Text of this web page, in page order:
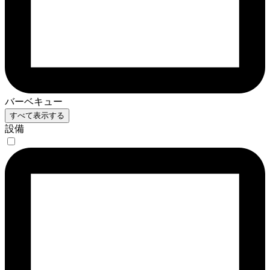
バーベキュー
すべて表示する
設備